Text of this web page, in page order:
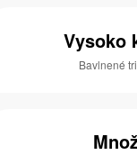
Vysoko
Bavlnené